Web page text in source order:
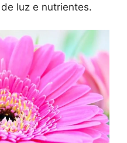
luz e nutrientes.